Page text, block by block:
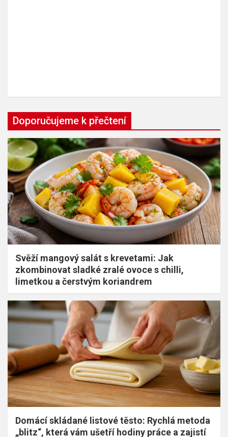
Doporučujeme k přečtení
Svěží mangový salát s krevetami: Jak
zkombinovat sladké zralé ovoce s chilli,
limetkou a čerstvým koriandrem
Domácí skládané listové těsto: Rychlá metoda
„blitz“, která vám ušetří hodiny práce a zajistí